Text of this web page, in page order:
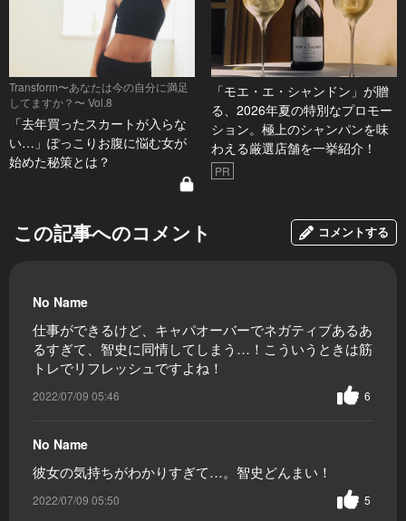
Transform〜あなたは今の自分に満足
してますか？〜 Vol.8
「去年買ったスカートが入らな
い…」ぽっこりお腹に悩む女が
始めた秘策とは？
「モエ・エ・シャンドン」が贈
る、2026年夏の特別なプロモー
ション。極上のシャンパンを味
わえる厳選店舗を一挙紹介！
PR
この記事へのコメント コメントする
No Name
仕事ができるけど、キャパオーバーでネガティブあるあ
るすぎて、智史に同情してしまう…！こういうときは筋
トレでリフレッシュですよね！
2022/07/09 05:46 6
No Name
彼女の気持ちがわかりすぎて…。智史どんまい！
2022/07/09 05:50 5